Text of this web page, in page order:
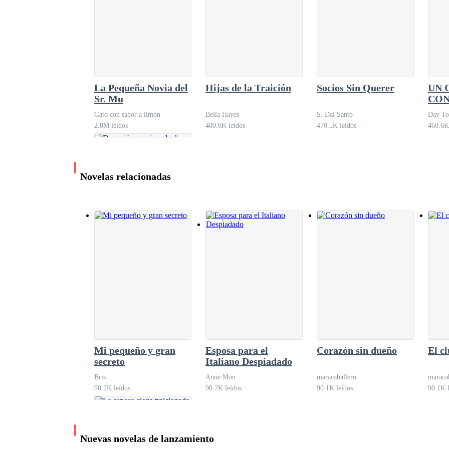
La vergüenza me cubrió como una prenda.
"¡Dios mío!", murmuré, tapándole la boca con la palma de la mano. "Qué hermosa eres".
Asentí lentamente, sonriendo mientras nos abrazábamos por última vez.
"Nos vemos mañana en nuestro sitio de siempre, a las 5:00 en punto", dijo Alexia y se fue después de tomar un cóctel
La Pequeña Novia del
Sr. Mu
Gato con sabor a limón
2.8M leídos
Hijas de la Traición
Bella Hayes
480.0K leídos
Socios Sin Querer
S. Dal Santo
470.5K leídos
UN
Day
Novelas relacionadas
Mi pequeño y gran
secreto
Bris
90.2K leídos
Esposa para el
Italiano Despiadado
Anne Mon
90.2K leídos
Corazón sin dueño
maracaballero
90.1K leídos
El
90.1K
Nuevas novelas de lanzamiento